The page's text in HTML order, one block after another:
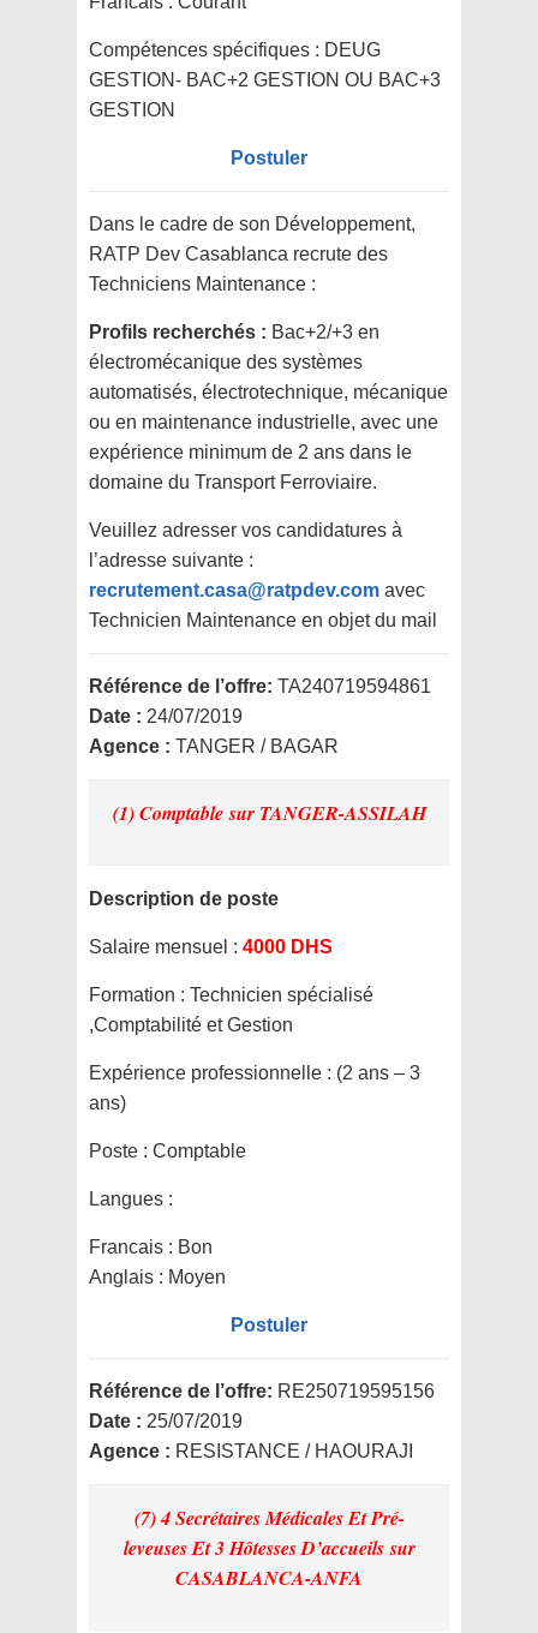
Compétences spécifiques : DEUG
GESTION- BAC+2 GESTION OU BAC+3
GESTION
Postuler
Dans le cadre de son Développement,
RATP Dev Casablanca recrute des
Techniciens Maintenance :
Profils recherchés : Bac+2/+3 en
électromécanique des systèmes
automatisés, électrotechnique, mécanique
ou en maintenance industrielle, avec une
expérience minimum de 2 ans dans le
domaine du Transport Ferroviaire.
Veuillez adresser vos candidatures à
l’adresse suivante :
recrutement.casa@ratpdev.com avec
Technicien Maintenance en objet du mail
Référence de l’offre: TA240719594861
Date : 24/07/2019
Agence : TANGER / BAGAR
(1) Comptablesur TANGER-ASSILAH
Description de poste
Salaire mensuel : 4000 DHS
Formation : Technicien spécialisé
,Comptabilité et Gestion
Expérience professionnelle : (2 ans – 3
ans)
Poste : Comptable
Langues :
Francais : Bon
Anglais : Moyen
Postuler
Référence de l’offre: RE250719595156
Date : 25/07/2019
Agence : RESISTANCE / HAOURAJI
(7) 4 Secrétaires Médicales Et Pré-
leveuses Et 3 Hôtesses D’accueilssur
CASABLANCA-ANFA